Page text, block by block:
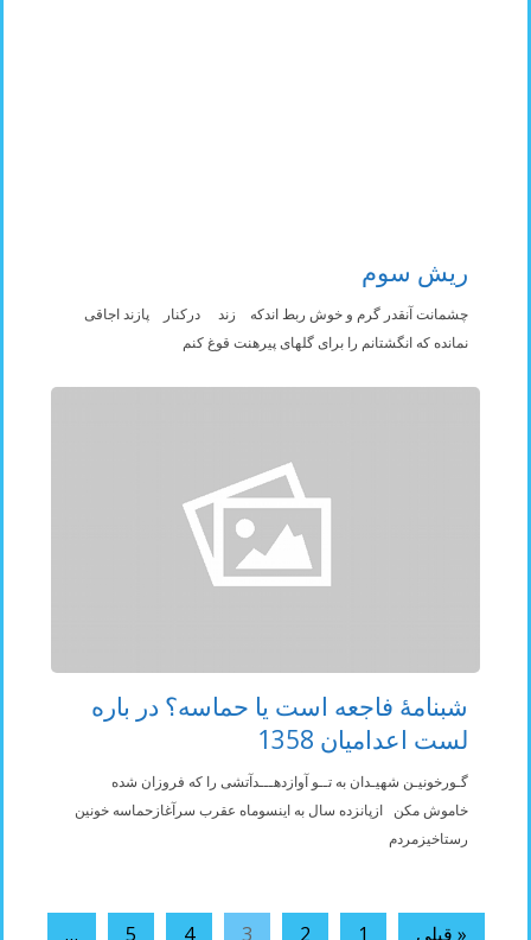
ریش سوم
چشمانت آنقدر گرم و خوش ربط اندکه زند درکنار پازند اجاقی
نمانده که انگشتانم را برای گلهای پیرهنت قوغ کنم
شبنامۀ فاجعه است یا حماسه؟ در باره
لست اعدامیان 1358
گـورخونیـن شهیـدان به تــو آوازدهـــدآتشی را که فروزان شده
خاموش مکن ازپانزده سال به اینسوماه عقرب سرآغازحماسه خونین
رستاخیزمردم
« قبلی 1
2
3
4
5
…